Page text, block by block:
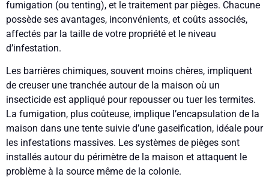
fumigation (ou tenting), et le traitement par pièges. Chacune
possède ses avantages, inconvénients, et coûts associés,
affectés par la taille de votre propriété et le niveau
d’infestation.
Les barrières chimiques, souvent moins chères, impliquent
de creuser une tranchée autour de la maison où un
insecticide est appliqué pour repousser ou tuer les termites.
La fumigation, plus coûteuse, implique l’encapsulation de la
maison dans une tente suivie d’une gaseification, idéale pour
les infestations massives. Les systèmes de pièges sont
installés autour du périmètre de la maison et attaquent le
problème à la source même de la colonie.